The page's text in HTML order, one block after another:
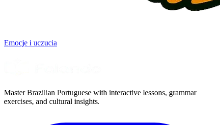
Emocje i uczucia
Master Brazilian Portuguese with interactive lessons, grammar
exercises, and cultural insights.